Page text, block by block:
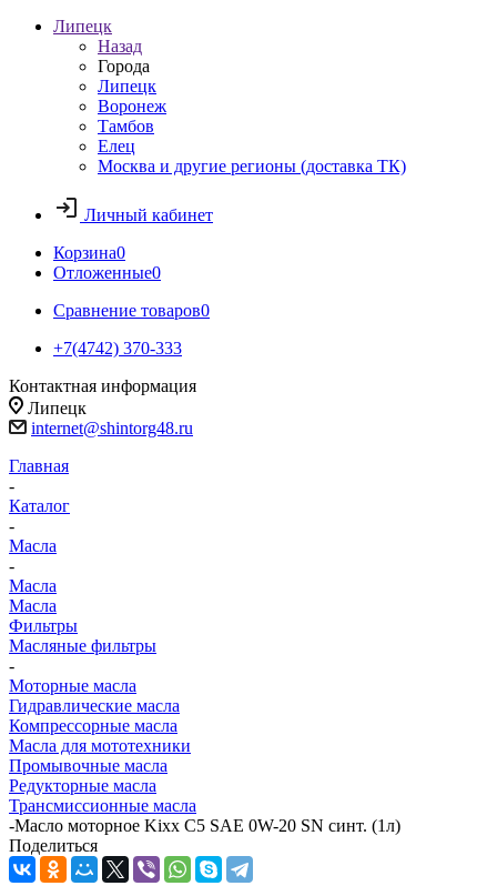
Липецк
Назад
Города
Липецк
Воронеж
Тамбов
Елец
Москва и другие регионы (доставка ТК)
Личный кабинет
Корзина0
Отложенные0
Сравнение товаров0
+7(4742) 370-333
Контактная информация
Липецк
internet@shintorg48.ru
Главная
-
Каталог
-
Масла
-
Масла
Масла
Фильтры
Масляные фильтры
-
Моторные масла
Гидравлические масла
Компрессорные масла
Масла для мототехники
Промывочные масла
Редукторные масла
Трансмиссионные масла
-Масло моторное Kixx C5 SAE 0W-20 SN синт. (1л)
Поделиться